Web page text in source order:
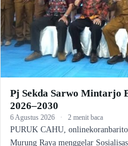
Pj Sekda Sarwo Mintarjo
2026–2030
6 Agustus 2026 · 2 menit baca
PURUK CAHU,
Murung Raya menggelar